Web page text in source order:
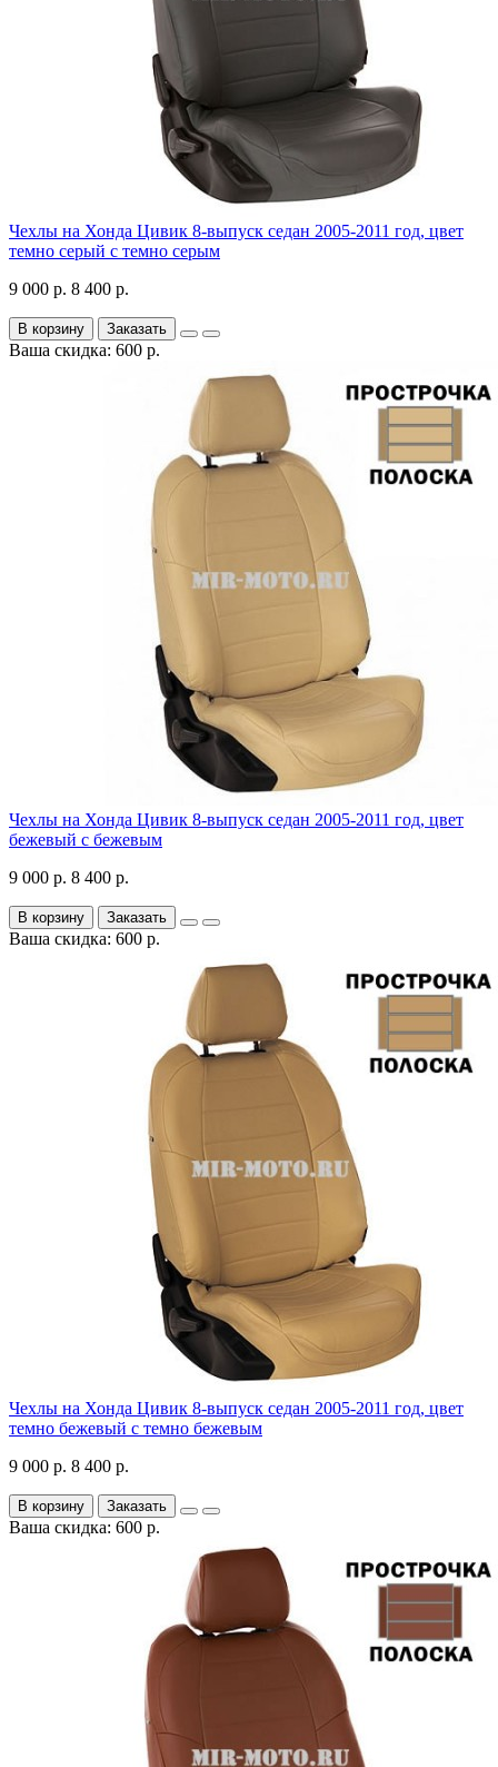
Чехлы на Хонда Цивик 8-выпуск седан 2005-2011 год, цвет
темно серый с темно серым
9 000 р. 8 400 р.
В корзину Заказать
Ваша скидка: 600 р.
Чехлы на Хонда Цивик 8-выпуск седан 2005-2011 год, цвет
бежевый с бежевым
9 000 р. 8 400 р.
В корзину Заказать
Ваша скидка: 600 р.
Чехлы на Хонда Цивик 8-выпуск седан 2005-2011 год, цвет
темно бежевый с темно бежевым
9 000 р. 8 400 р.
В корзину Заказать
Ваша скидка: 600 р.